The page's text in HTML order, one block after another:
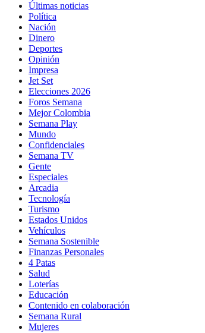
Últimas noticias
Política
Nación
Dinero
Deportes
Opinión
Impresa
Jet Set
Elecciones 2026
Foros Semana
Mejor Colombia
Semana Play
Mundo
Confidenciales
Semana TV
Gente
Especiales
Arcadia
Tecnología
Turismo
Estados Unidos
Vehículos
Semana Sostenible
Finanzas Personales
4 Patas
Salud
Loterías
Educación
Contenido en colaboración
Semana Rural
Mujeres